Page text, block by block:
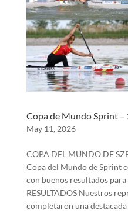
Copa de Mundo Sprint –
May 11, 2026
COPA DEL MUNDO DE
Copa del Mundo de Sprint
con buenos resultados
RESULTADOS Nuestros
completaron una